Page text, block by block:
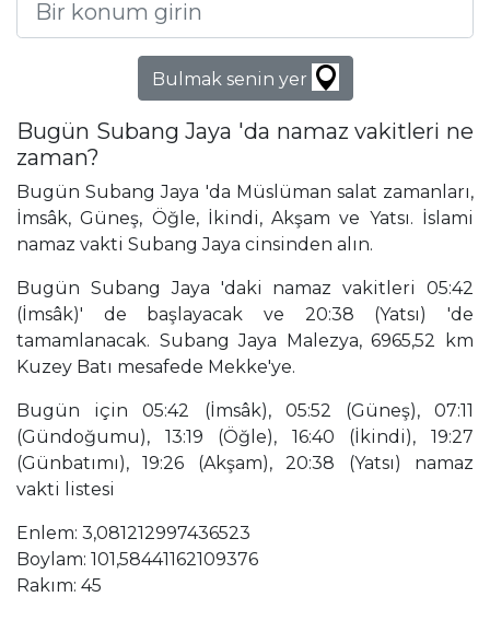
Bulmak senin yer
Bugün Subang Jaya 'da namaz vakitleri ne
zaman?
Bugün Subang Jaya 'da Müslüman salat zamanları,
İmsâk, Güneş, Öğle, İkindi, Akşam ve Yatsı. İslami
namaz vakti Subang Jaya cinsinden alın.
Bugün Subang Jaya 'daki namaz vakitleri 05:42
(İmsâk)' de başlayacak ve 20:38 (Yatsı) 'de
tamamlanacak. Subang Jaya Malezya, 6965,52 km
Kuzey Batı mesafede Mekke'ye.
Bugün için 05:42 (İmsâk), 05:52 (Güneş), 07:11
(Gündoğumu), 13:19 (Öğle), 16:40 (İkindi), 19:27
(Günbatımı), 19:26 (Akşam), 20:38 (Yatsı) namaz
vakti listesi
Enlem: 3,081212997436523
Boylam: 101,58441162109376
Rakım: 45